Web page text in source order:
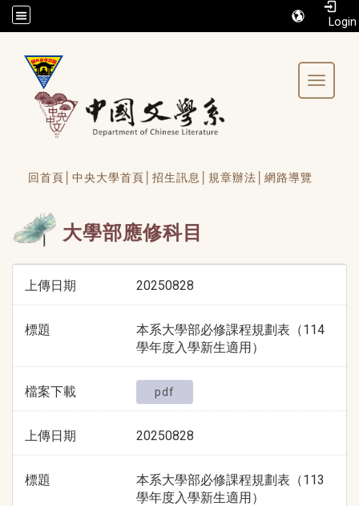
/accesskey"" title="Toolbar">:::
Toggle
回首頁│ 中央大學首頁│ 招生訊息│ 規章辦法│ 網路導覽
大學部應修科目
上傳日期 20250828
標題
本系大學部必修課程規劃表（114
學年度入學新生適用）
檔案下載 pdf
上傳日期 20250828
標題
本系大學部必修課程規劃表（113
學年度入學新生適用）